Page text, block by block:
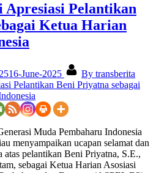
Pelantikan
Ketua Harian
16-June-2025 By transberita
Muda Pembaharu Indonesia
menyampaikan ucapan selamat dan
atas pelantikan Beni Priyatna, S.E.,
sebagai Ketua Harian Asosiasi